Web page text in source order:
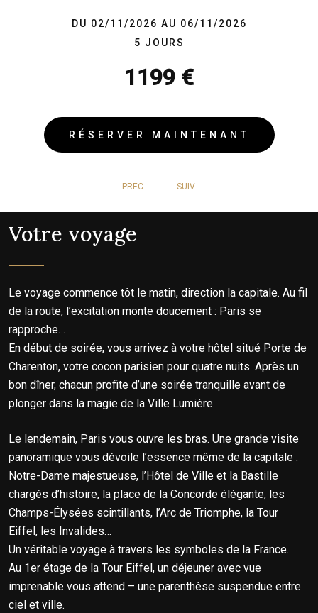
DU 02/11/2026 AU 06/11/2026
5 JOURS
1199 €
RÉSERVER MAINTENANT
PREC. SUIV.
Votre voyage
Le voyage commence tôt le matin, direction la capitale. Au fil
de la route, l’excitation monte doucement : Paris se
rapproche…
En début de soirée, vous arrivez à votre hôtel situé Porte de
Charenton, votre cocon parisien pour quatre nuits. Après un
bon dîner, chacun profite d’une soirée tranquille avant de
plonger dans la magie de la Ville Lumière.
Le lendemain, Paris vous ouvre les bras. Une grande visite
panoramique vous dévoile l’essence même de la capitale :
Notre-Dame majestueuse, l’Hôtel de Ville et la Bastille
chargés d’histoire, la place de la Concorde élégante, les
Champs-Élysées scintillants, l’Arc de Triomphe, la Tour
Eiffel, les Invalides…
Un véritable voyage à travers les symboles de la France.
Au 1er étage de la Tour Eiffel, un déjeuner avec vue
imprenable vous attend – une parenthèse suspendue entre
ciel et ville.